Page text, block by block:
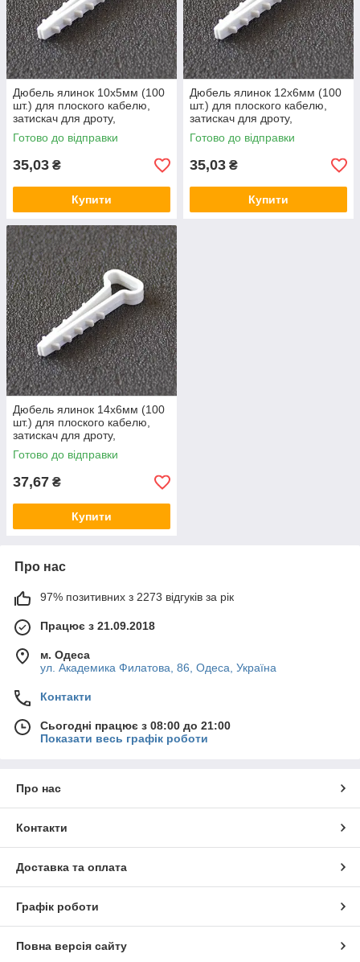
Дюбель ялинок 10х5мм (100
шт.) для плоского кабелю,
затискач для дроту,
кріплення хомут, кріплення
кабельний
Готово до відправки
35,03 ₴
Купити
Дюбель ялинок 12х6мм (100
шт.) для плоского кабелю,
затискач для дроту,
кріплення хомут, кріплення
кабельний
Готово до відправки
35,03 ₴
Купити
Дюбель ялинок 14х6мм (100
шт.) для плоского кабелю,
затискач для дроту,
кріплення хомут, кріплення
кабельний
Готово до відправки
37,67 ₴
Купити
Про нас
97% позитивних з 2273 відгуків за рік
Працює з 21.09.2018
м. Одеса
ул. Академика Филатова, 86, Одеса, Україна
Контакти
Сьогодні працює з 08:00 до 21:00
Показати весь графік роботи
Про нас
Контакти
Доставка та оплата
Графік роботи
Повна версія сайту